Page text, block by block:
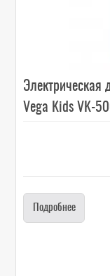
Электрическая
Vega Kids VK-
Подробнее